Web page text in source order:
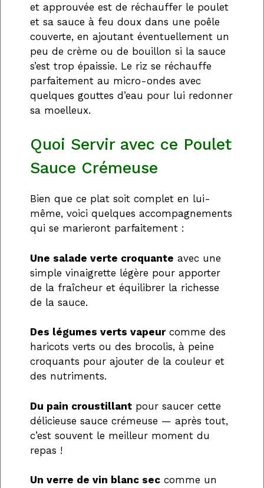
et approuvée est de réchauffer le poulet
et sa sauce à feu doux dans une poêle
couverte, en ajoutant éventuellement un
peu de crème ou de bouillon si la sauce
s’est trop épaissie. Le riz se réchauffe
parfaitement au micro-ondes avec
quelques gouttes d’eau pour lui redonner
sa moelleux.
Quoi Servir avec ce Poulet
Sauce Crémeuse
Bien que ce plat soit complet en lui-
même, voici quelques accompagnements
qui se marieront parfaitement :
Une salade verte croquante avec une
simple vinaigrette légère pour apporter
de la fraîcheur et équilibrer la richesse
de la sauce.
Des légumes verts vapeurcomme des
haricots verts ou des brocolis, à peine
croquants pour ajouter de la couleur et
des nutriments.
Du pain croustillant pour saucer cette
délicieuse sauce crémeuse — après tout,
c’est souvent le meilleur moment du
repas !
Un verre de vin blanc sec comme un